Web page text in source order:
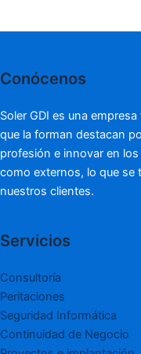
Conócenos
Soler GDI es una
que la forman destacan
profesión e innovar en
como externos, lo que se
nuestros clientes.
Servicios
Consultoría
Peritaciones
Seguridad Informática
Continuidad de Negocio